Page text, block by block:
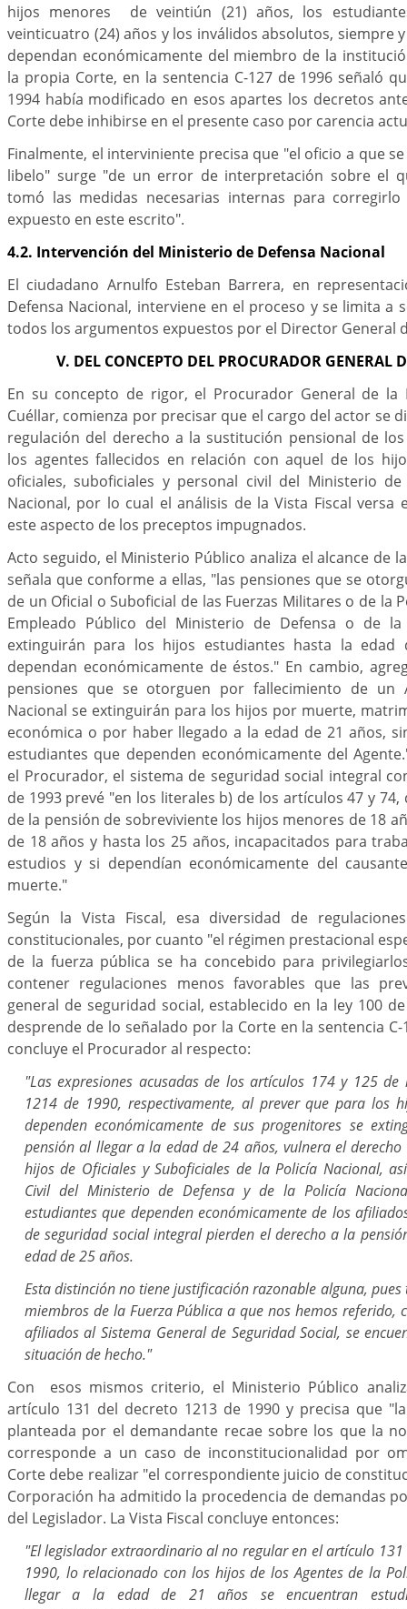
hijos menores de veintiún (21) años, los
veinticuatro (24) años y los inválidos absolutos, siempre
dependan económicamente del miembro de la
la propia Corte, en la sentencia C-127 de 1996 señaló
1994 había modificado en esos apartes los decretos
Corte debe inhibirse en el presente caso por carencia
Finalmente, el interviniente precisa que "el oficio a que
libelo" surge "de un error de interpretación sobre el
tomó las medidas necesarias internas para
expuesto en este escrito".
4.2. Intervención del Ministerio de Defensa Nacional
El ciudadano Arnulfo Esteban Barrera, en
Defensa Nacional, interviene en el proceso y se limita a
todos los argumentos expuestos por el Director General
V. DEL CONCEPTO DEL PROCURADOR GENERAL
En su concepto de rigor, el Procurador General de la
Cuéllar, comienza por precisar que el cargo del actor se
regulación del derecho a la sustitución pensional de
los agentes fallecidos en relación con aquel de los
oficiales, suboficiales y personal civil del Ministerio
Nacional, por lo cual el análisis de la Vista Fiscal versa
este aspecto de los preceptos impugnados.
Acto seguido, el Ministerio Público analiza el alcance de
señala que conforme a ellas, "las pensiones que se
de un Oficial o Suboficial de las Fuerzas Militares o de la
Empleado Público del Ministerio de Defensa o de la
extinguirán para los hijos estudiantes hasta la edad
dependan económicamente de éstos." En cambio,
pensiones que se otorguen por fallecimiento de un
Nacional se extinguirán para los hijos por muerte,
económica o por haber llegado a la edad de 21 años,
estudiantes que dependen económicamente del
el Procurador, el sistema de seguridad social integral
de 1993 prevé "en los literales b) de los artículos 47 y
de la pensión de sobreviviente los hijos menores de 18
de 18 años y hasta los 25 años, incapacitados para
estudios y si dependían económicamente del
muerte."
Según la Vista Fiscal, esa diversidad de
constitucionales, por cuanto "el régimen prestacional
de la fuerza pública se ha concebido para
contener regulaciones menos favorables que las
general de seguridad social, establecido en la ley 100
desprende de lo señalado por la Corte en la sentencia
concluye el Procurador al respecto:
"Las expresiones acusadas de los artículos 174 y 125 de
1214 de 1990, respectivamente, al prever que para los
dependen económicamente de sus progenitores se
pensión al llegar a la edad de 24 años, vulnera el
hijos de Oficiales y Suboficiales de la Policía Nacional,
Civil del Ministerio de Defensa y de la Policía
estudiantes que dependen económicamente de los
de seguridad social integral pierden el derecho a la
edad de 25 años.
Esta distinción no tiene justificación razonable alguna,
miembros de la Fuerza Pública a que nos hemos referido,
afiliados al Sistema General de Seguridad Social, se
situación de hecho."
Con esos mismos criterio, el Ministerio Público
artículo 131 del decreto 1213 de 1990 y precisa que
planteada por el demandante recae sobre los que la
corresponde a un caso de inconstitucionalidad por
Corte debe realizar "el correspondiente juicio de
Corporación ha admitido la procedencia de demandas
del Legislador. La Vista Fiscal concluye entonces:
"El legislador extraordinario al no regular en el artículo
1990, lo relacionado con los hijos de los Agentes de la
llegar a la edad de 21 años se encuentran